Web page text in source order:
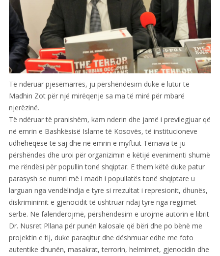
Të ndëruar pjesëmarrës, ju përshëndesim duke e lutur të
Madhin Zot për një mirëqenje sa ma të mirë për mbarë
njerëzinë.
Të ndëruar të pranishëm, kam nderin dhe jamë i previlegjuar që
në emrin e Bashkësisë Islame të Kosovës, të institucioneve
udhëheqëse të saj dhe në emrin e myftiut Tërnava të ju
përshëndes dhe uroi për organizimin e këtijë evenimenti shumë
me rëndësi për popullin tonë shqiptar. E them këtë duke patur
parasysh se numri më i madh i popullatës tonë shqiptare u
larguan nga vendëlindja e tyre si rrezultat i represionit, dhunës,
diskriminimit e gjenocidit të ushtruar ndaj tyre nga regjimet
serbe. Ne falenderojmë, përshëndesim e urojmë autorin e librit
Dr. Nusret Pllana për punën kalosale që bëri dhe po bënë me
projektin e tij, duke paraqitur dhe dëshmuar edhe me foto
autentike dhunën, masakrat, terrorin, helmimet, gjenocidin dhe